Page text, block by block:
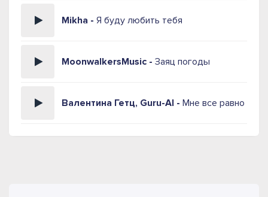
Mikha - Я буду любить тебя
MoonwalkersMusic - Заяц погоды
Валентина Гетц, Guru-AI - Мне все равно